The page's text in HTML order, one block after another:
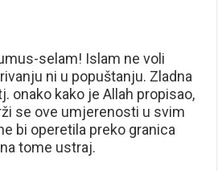
selam! Islam ne voli
ni u popuštanju. Zladna
onako kako je Allah propisao,
se ove umjerenosti u svim
bi operetila preko granica
tome ustraj.